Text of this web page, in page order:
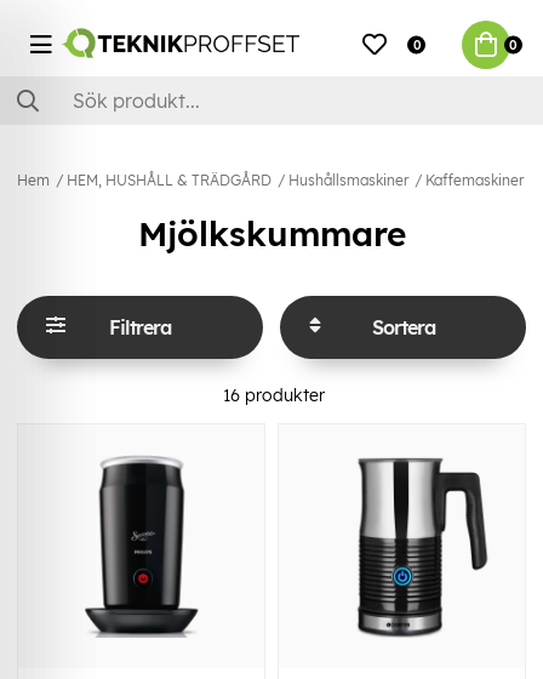
0 0
Hem HEM, HUSHÅLL & TRÄDGÅRD Hushållsmaskiner Kaffemaskiner &
Mjölkskummare
Filtrera Sortera
16 produkter